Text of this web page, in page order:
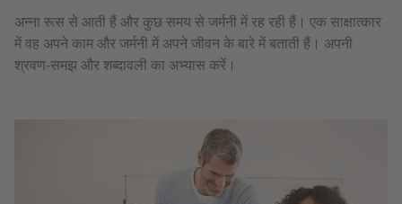
अन्ना रूस से आती हैं और कुछ समय से जर्मनी में रह रही हैं। एक साक्षात्कार
में वह अपने काम और जर्मनी में अपने जीवन के बारे में बताती हैं। अपनी
श्रवण‑समझ और शब्दावली का अभ्यास करें।